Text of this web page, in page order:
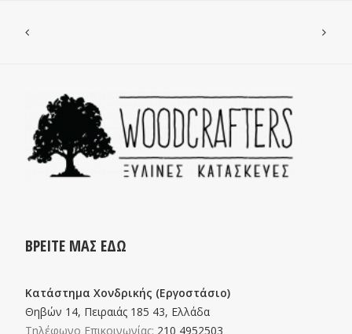
ΒΡΕΙΤΕ ΜΑΣ ΕΔΩ
Κατάστημα Χονδρικής (Εργοστάσιο)
Θηβών 14, Πειραιάς 185 43, Ελλάδα
Τηλέφωνο Επικοινωνίας: 210 4952503